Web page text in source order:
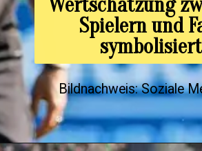
Wertschätzung
Spielern und
Bildnachweis: Soziale